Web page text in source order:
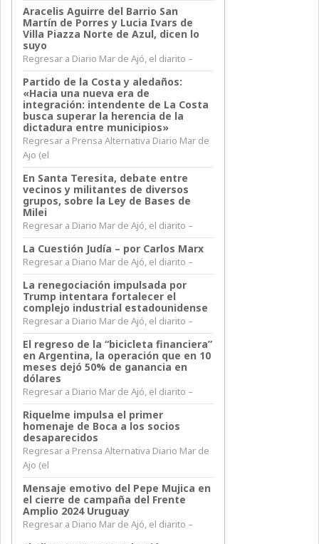
Aracelis Aguirre del Barrio San
Martín de Porres y Lucia Ivars de
Villa Piazza Norte de Azul, dicen lo
suyo
Regresar a Diario Mar de Ajó, el diarito –
Partido de la Costa y aledaños:
«Hacia una nueva era de
integración: intendente de La Costa
busca superar la herencia de la
dictadura entre municipios»
Regresar a Prensa Alternativa Diario Mar de
Ajo (el
En Santa Teresita, debate entre
vecinos y militantes de diversos
grupos, sobre la Ley de Bases de
Milei
Regresar a Diario Mar de Ajó, el diarito –
La Cuestión Judía – por Carlos Marx
Regresar a Diario Mar de Ajó, el diarito –
La renegociación impulsada por
Trump intentara fortalecer el
complejo industrial estadounidense
Regresar a Diario Mar de Ajó, el diarito –
El regreso de la “bicicleta financiera”
en Argentina, la operación que en 10
meses dejó 50% de ganancia en
dólares
Regresar a Diario Mar de Ajó, el diarito –
Riquelme impulsa el primer
homenaje de Boca a los socios
desaparecidos
Regresar a Prensa Alternativa Diario Mar de
Ajo (el
Mensaje emotivo del Pepe Mujica en
el cierre de campaña del Frente
Amplio 2024 Uruguay
Regresar a Diario Mar de Ajó, el diarito –